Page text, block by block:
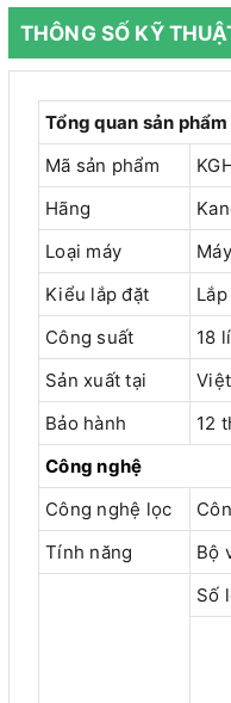
THÔNG SỐ KỸ
Tổng quan sản phẩm
Mã sản phẩm
Hãng
Loại máy
Kiểu lắp đặt
Công suất
18
Sản xuất tại
Bảo hành
12
Công nghệ
Công nghệ lọc
Tính năng
Bộ
Số